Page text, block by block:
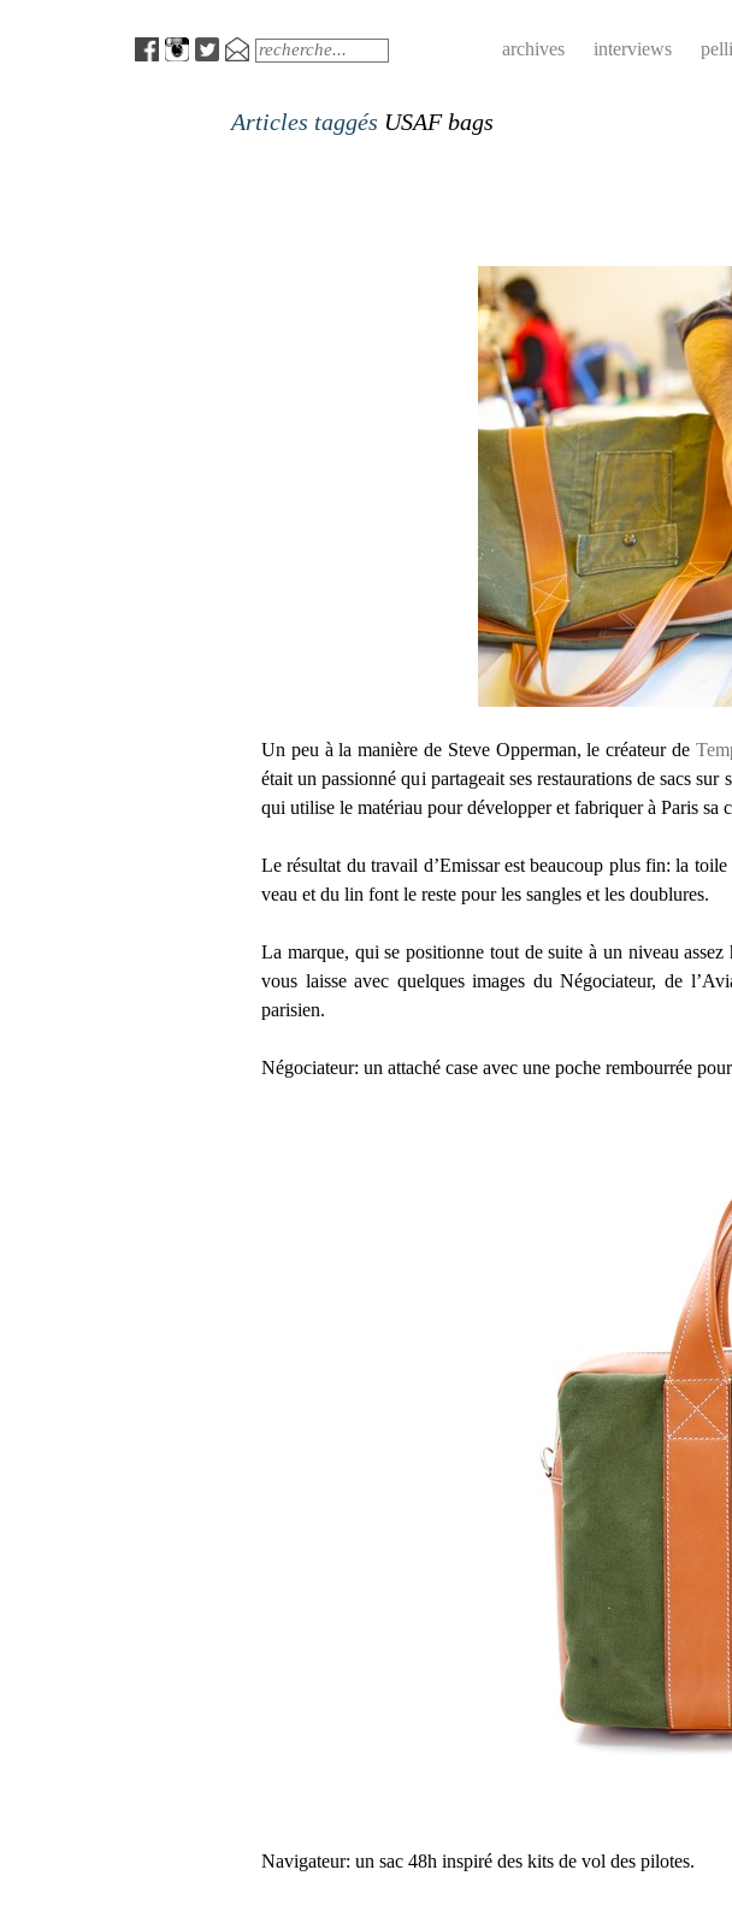
MenuSearch archives interviews
Articles taggés USAF bags
Un peu à la manière de Steve Opperman, le créateur de
était un passionné qui partageait ses restaurations de sacs
qui utilise le matériau pour développer et fabriquer à Paris sa
Le résultat du travail d’Emissar est beaucoup plus fin: la
veau et du lin font le reste pour les sangles et les doublures.
La marque, qui se positionne tout de suite à un niveau
vous laisse avec quelques images du Négociateur, de
parisien.
Négociateur: un attaché case avec une poche rembourrée
Navigateur: un sac 48h inspiré des kits de vol des pilotes.